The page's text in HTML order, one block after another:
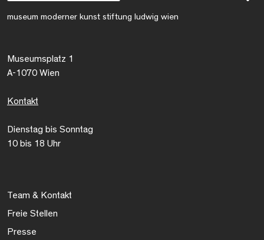
museum moderner kunst stiftung ludwig wien
Museumsplatz 1
A-1070 Wien
Kontakt
Dienstag bis Sonntag
10 bis 18 Uhr
Team & Kontakt
Freie Stellen
Presse